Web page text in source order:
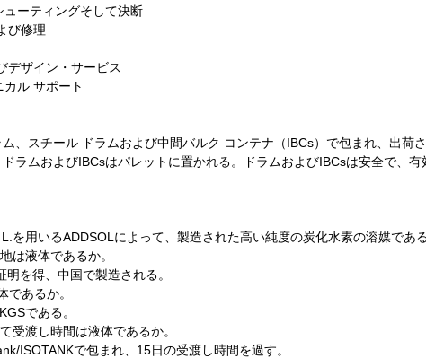
ーティングそして決断
び修理
デザイン・サービス
ル サポート
、スチール ドラムおよび中間バルク コンテナ（IBCs）で包まれ、出
ラムおよびIBCsはパレットに置かれる。ドラムおよびIBCsは安全で、
を用いるADDSOLによって、製造された高い純度の炭化水素の溶媒である
は液体であるか。
を得、中国で製造される。
あるか。
である。
受渡し時間は液体であるか。
ISOTANKで包まれ、15日の受渡し時間を過す。